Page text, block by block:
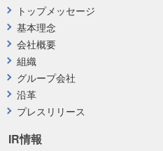
トップメッセージ
基本理念
会社概要
組織
グループ会社
沿革
プレスリリース
IR情報